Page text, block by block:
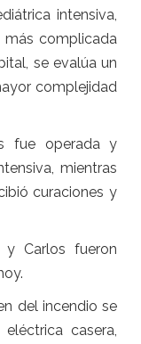
intensiva,
complicada
se evalúa un
complejidad
fue operada y
mientras
curaciones y
y Carlos fueron
del incendio se
casera,